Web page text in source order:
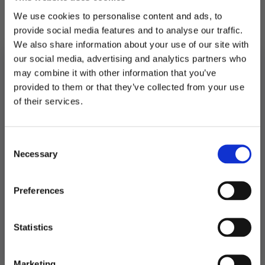
We use cookies to personalise content and ads, to
provide social media features and to analyse our traffic.
We also share information about your use of our site with
our social media, advertising and analytics partners who
may combine it with other information that you’ve
provided to them or that they’ve collected from your use
of their services.
Selection
Necessary
Preferences
Statistics
6 stk i pakken.
På lager
Pynteklyper
med
hollywood
filmklipper
LEGG I HANDLEKURV
Relaterte produkter
MELD DEG PÅ NYHETSBREVET